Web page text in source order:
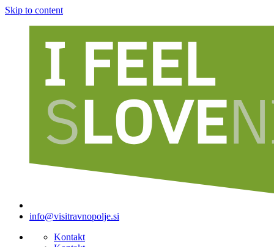
Skip to content
info@visitravnopolje.si
Kontakt